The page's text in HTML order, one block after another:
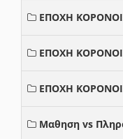
ΕΠΟΧΗ
ΕΠΟΧΗ
ΕΠΟΧΗ
Μαθηση vs